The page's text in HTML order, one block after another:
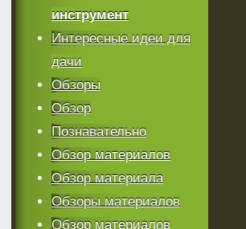
инструмент
Интересные идеи для
дачи
Обзоры
Обзор
Познавательно
Обзор материалов
Обзор материала
Обзоры материалов
Обзор материалов